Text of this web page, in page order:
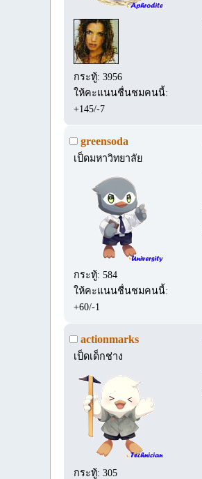
กระทู้: 3956
ให้คะแนนชื่นชมคนนี้:
+145/-7
greensoda
เป็ดมหาวิทยาลัย
กระทู้: 584
ให้คะแนนชื่นชมคนนี้:
+60/-1
actionmarks
เป็ดเด็กช่าง
กระทู้: 305